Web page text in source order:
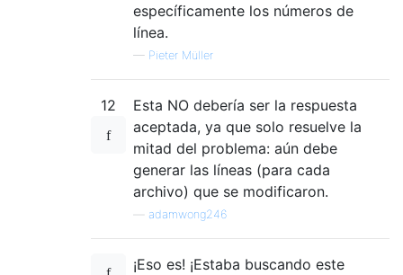
específicamente los números de
línea.
— Pieter Müller
12
Esta NO debería ser la respuesta
aceptada, ya que solo resuelve la
mitad del problema: aún debe
generar las líneas (para cada
archivo) que se modificaron.
adamwong246
¡Eso es! ¡Estaba buscando este